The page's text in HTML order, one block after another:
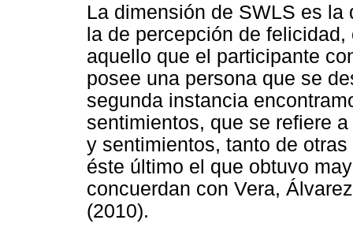
La dimensión de SWLS es
la de percepción de
aquello que el participante
posee una persona que se
segunda instancia
sentimientos, que se refiere
y sentimientos, tanto de
éste último el que obtuvo
concuerdan con Vera,
(2010).